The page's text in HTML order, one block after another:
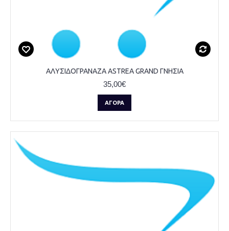
ΑΛΥΣΙΔΟΓΡΑΝΑΖΑ ASTREA GRAND ΓΝΗΣΙΑ
35,00€
ΑΓΟΡΆ